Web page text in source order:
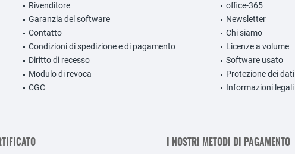
Rivenditore
Garanzia del software
Contatto
Condizioni di spedizione e di pagamento
Diritto di recesso
Modulo di revoca
CGC
office-365
Newsletter
Chi siamo
Licenze a volume
Software usato
Protezione dei dati
Informazioni legali
I NOSTRI METODI DI PAGAMENTO